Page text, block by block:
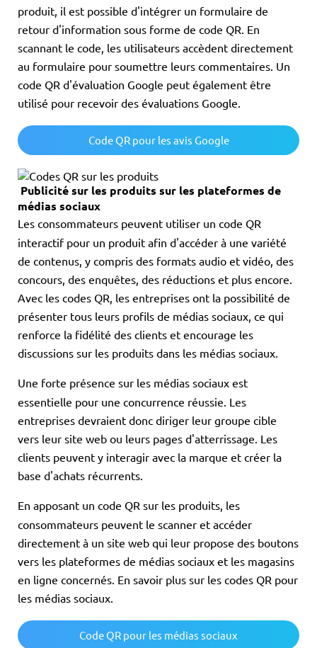
produit, il est possible d'intégrer un formulaire de
retour d'information sous forme de code QR. En
scannant le code, les utilisateurs accèdent directement
au formulaire pour soumettre leurs commentaires. Un
code QR d'évaluation Google peut également être
utilisé pour recevoir des évaluations Google.
Code QR pour les avis Google
Publicité sur les produits sur les plateformes de
médias sociaux
Les consommateurs peuvent utiliser un code QR
interactif pour un produit afin d'accéder à une variété
de contenus, y compris des formats audio et vidéo, des
concours, des enquêtes, des réductions et plus encore.
Avec les codes QR, les entreprises ont la possibilité de
présenter tous leurs profils de médias sociaux, ce qui
renforce la fidélité des clients et encourage les
discussions sur les produits dans les médias sociaux.
Une forte présence sur les médias sociaux est
essentielle pour une concurrence réussie. Les
entreprises devraient donc diriger leur groupe cible
vers leur site web ou leurs pages d'atterrissage. Les
clients peuvent y interagir avec la marque et créer la
base d'achats récurrents.
En apposant un code QR sur les produits, les
consommateurs peuvent le scanner et accéder
directement à un site web qui leur propose des boutons
vers les plateformes de médias sociaux et les magasins
en ligne concernés. En savoir plus sur les codes QR pour
les médias sociaux.
Code QR pour les médias sociaux